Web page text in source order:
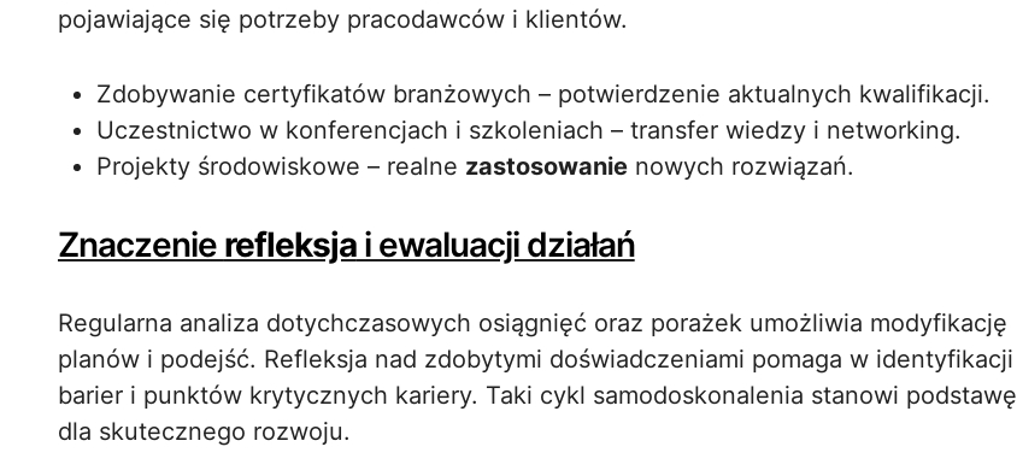
pojawiające się potrzeby pracodawców i klientów.
Zdobywanie certyfikatów branżowych – potwierdzenie aktualnych kwalifikacji.
Uczestnictwo w konferencjach i szkoleniach – transfer wiedzy i networking.
Projekty środowiskowe – realne zastosowanie nowych rozwiązań.
Znaczenie refleksjai ewaluacji działań
Regularna analiza dotychczasowych osiągnięć oraz porażek umożliwia modyfikację
planów i podejść. Refleksja nad zdobytymi doświadczeniami pomaga w identyfikacji
barier i punktów krytycznych kariery. Taki cykl samodoskonalenia stanowi podstawę
dla skutecznego rozwoju.